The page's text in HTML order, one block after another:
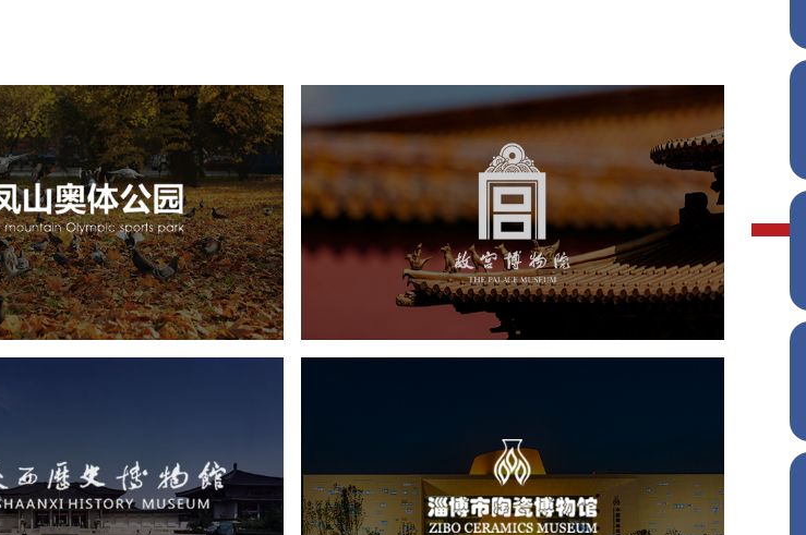
山奥体公园
公园 AI人工智能
智慧公园
智能步道
智能大数据平台
太极
智能体测
故宫博物院
文化艺术 博物馆
智慧博物馆
博物馆网站建设
景区网站建设
文创商城
万能专题
网站代运营